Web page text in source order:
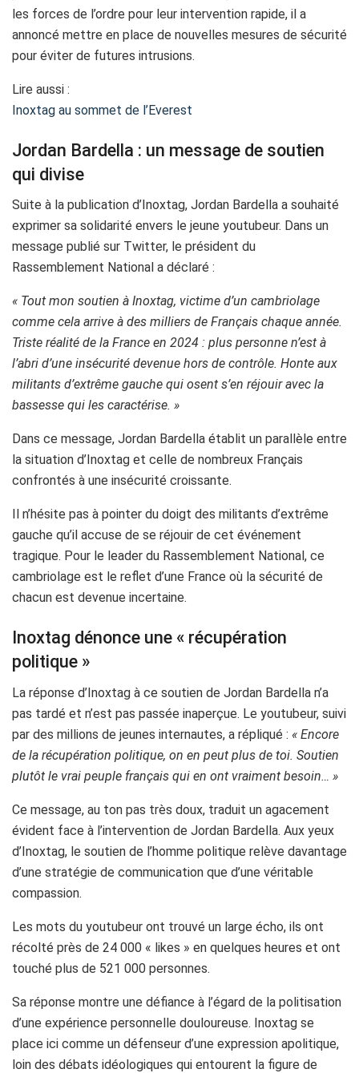
les forces de l’ordre pour leur intervention rapide, il a
annoncé mettre en place de nouvelles mesures de sécurité
pour éviter de futures intrusions.
Lire aussi :
Inoxtag au sommet de l’Everest
Jordan Bardella : un message de soutien
qui divise
Suite à la publication d’Inoxtag, Jordan Bardella a souhaité
exprimer sa solidarité envers le jeune youtubeur. Dans un
message publié sur Twitter, le président du
Rassemblement National a déclaré :
« Tout mon soutien à Inoxtag, victime d’un cambriolage
comme cela arrive à des milliers de Français chaque année.
Triste réalité de la France en 2024 : plus personne n’est à
l’abri d’une insécurité devenue hors de contrôle. Honte aux
militants d’extrême gauche qui osent s’en réjouir avec la
bassesse qui les caractérise. »
Dans ce message, Jordan Bardella établit un parallèle entre
la situation d’Inoxtag et celle de nombreux Français
confrontés à une insécurité croissante.
Il n’hésite pas à pointer du doigt des militants d’extrême
gauche qu’il accuse de se réjouir de cet événement
tragique. Pour le leader du Rassemblement National, ce
cambriolage est le reflet d’une France où la sécurité de
chacun est devenue incertaine.
Inoxtag dénonce une « récupération
politique »
La réponse d’Inoxtag à ce soutien de Jordan Bardella n’a
pas tardé et n’est pas passée inaperçue. Le youtubeur, suivi
par des millions de jeunes internautes, a répliqué : « Encore
de la récupération politique, on en peut plus de toi. Soutien
plutôt le vrai peuple français qui en ont vraiment besoin… »
Ce message, au ton pas très doux, traduit un agacement
évident face à l’intervention de Jordan Bardella. Aux yeux
d’Inoxtag, le soutien de l’homme politique relève davantage
d’une stratégie de communication que d’une véritable
compassion.
Les mots du youtubeur ont trouvé un large écho, ils ont
récolté près de 24 000 « likes » en quelques heures et ont
touché plus de 521 000 personnes.
Sa réponse montre une défiance à l’égard de la politisation
d’une expérience personnelle douloureuse. Inoxtag se
place ici comme un défenseur d’une expression apolitique,
loin des débats idéologiques qui entourent la figure de